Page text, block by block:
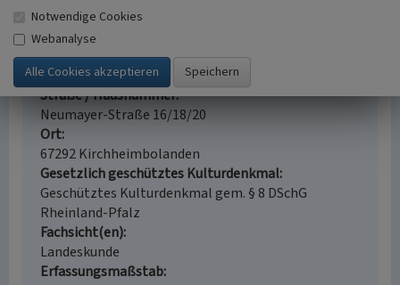
Fürstliches Ballhaus in Kirchheimbolanden
Schlagwörter
Mehrzweckhalle Residenz (Bauwerk)
Straße / Hausnummer
Neumayer-Straße 16/18/20
Ort
67292 Kirchheimbolanden
Gesetzlich geschütztes Kulturdenkmal
Geschütztes Kulturdenkmal gem. § 8 DSchG
Rheinland-Pfalz
Fachsicht(en)
Landeskunde
Erfassungsmaßstab
Notwendige Cookies
Webanalyse